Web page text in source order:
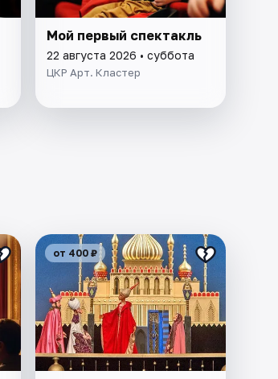
Мой первый спектакль
22 августа 2026 • суббота
ЦКР Арт. Кластер
от 400 ₽